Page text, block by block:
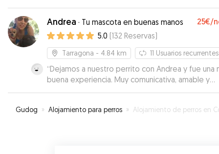
veía a gusto, y Balto era justo lo que Zor
perro tranquilo que le dejó su espacio en todo
momento. ¡Sin duda repetiríamos!”
Andrea · Tu mascota en buenas manos 25€/
5.0 (132 Reservas)
Tarragona - 4.84 km 11 Usuarios recurrentes
“Dejamos a nuestro perrito con Andrea y fue una
buena experiencia. Muy comunicativa, amable y
comprensiva. Envió fotos y nos iba contando
necesitamos a alguien de confianza para que
Gudog » Alojamiento para perros » Alojamiento de perros en Costa-